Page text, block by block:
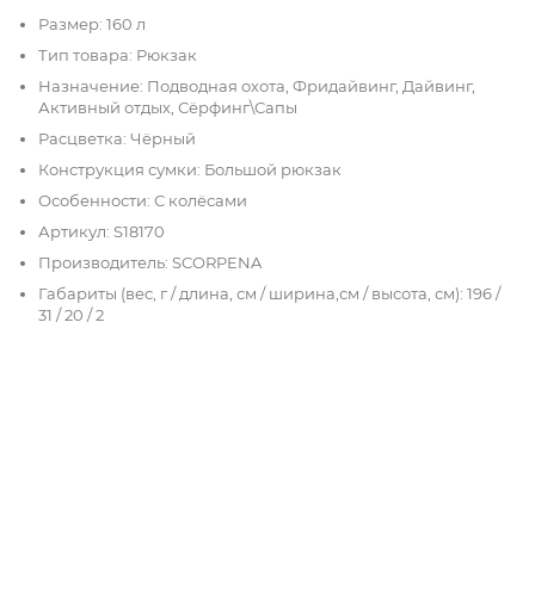
Размер: 160 л
Тип товара: Рюкзак
Назначение: Подводная охота, Фридайвинг, Дайвинг,
Активный отдых, Сёрфинг\Сапы
Расцветка: Чёрный
Конструкция сумки: Большой рюкзак
Особенности: С колёсами
Артикул: S18170
Производитель: SCORPENA
Габариты (вес, г / длина, см / ширина,см / высота, см): 196 /
31 / 20 / 2